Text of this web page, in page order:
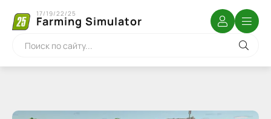
Farming Simulator
17/19/22/25